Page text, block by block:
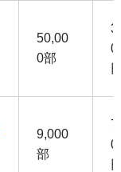
50,00
0部
9,000
部